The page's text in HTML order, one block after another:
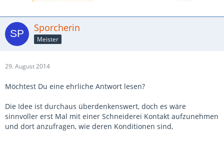
Sporcherin
Meister
29. August 2014
Möchtest Du eine ehrliche Antwort lesen?
Die Idee ist durchaus überdenkenswert, doch es wäre
sinnvoller erst Mal mit einer Schneiderei Kontakt aufzunehmen
und dort anzufragen, wie deren Konditionen sind,